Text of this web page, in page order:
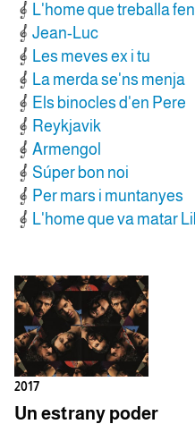
L'home que treballa
Jean-Luc
Les meves ex i tu
La merda se'ns menja
Els binocles d'en Pere
Reykjavik
Armengol
Súper bon noi
Per mars i muntanyes
L'home que va matar
2017
Un estrany poder